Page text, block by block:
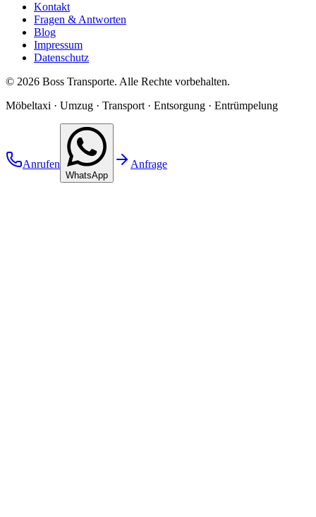
Kontakt
Fragen & Antworten
Blog
Impressum
Datenschutz
© 2026 Boss Transporte. Alle Rechte vorbehalten.
Möbeltaxi · Umzug · Transport · Entsorgung · Entrümpelung
Anrufen
WhatsApp
Anfrage